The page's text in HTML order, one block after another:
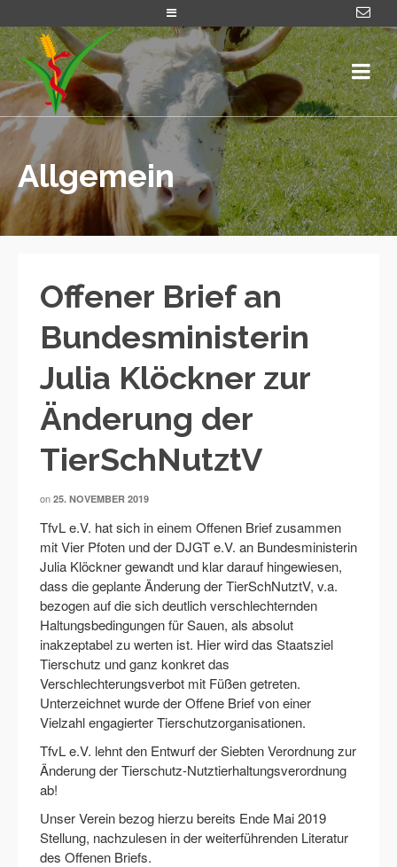
Allgemein
Offener Brief an
Bundesministerin
Julia Klöckner zur
Änderung der
TierSchNutztV
on 25. NOVEMBER 2019
TfvL e.V. hat sich in einem Offenen Brief zusammen
mit Vier Pfoten und der DJGT e.V. an Bundesministerin
Julia Klöckner gewandt und klar darauf hingewiesen,
dass die geplante Änderung der TierSchNutztV, v.a.
bezogen auf die sich deutlich verschlechternden
Haltungsbedingungen für Sauen, als absolut
inakzeptabel zu werten ist. Hier wird das Staatsziel
Tierschutz und ganz konkret das
Verschlechterungsverbot mit Füßen getreten.
Unterzeichnet wurde der Offene Brief von einer
Vielzahl engagierter Tierschutzorganisationen.
TfvL e.V. lehnt den Entwurf der Siebten Verordnung zur
Änderung der Tierschutz-Nutztierhaltungsverordnung
ab!
Unser Verein bezog hierzu bereits Ende Mai 2019
Stellung, nachzulesen in der weiterführenden Literatur
des Offenen Briefs.